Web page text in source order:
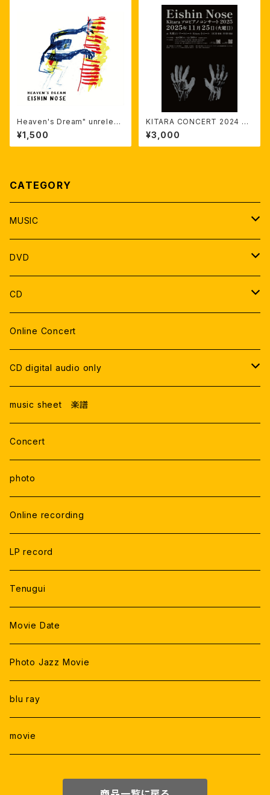
Heaven's Dream" unreleas
ed takes. audio wave ヘ
ブンズドリーム未公開テイク
¥1,500
KITARA CONCERT 2024 DV
D データ
¥3,000
CATEGORY
MUSIC
SOLO
DUO
THE GATE
TRIO
ONLINE LIVE
RECORDING
DVD
DVD 郵送
DVDデータ
CD
Live Recording
Studio Recording
Online Concert
CD digital audio only
Live Recording
Studio Rercording
music sheet 楽譜
Concert
photo
Online recording
LP record
Tenugui
Movie Date
Photo Jazz Movie
blu ray
movie